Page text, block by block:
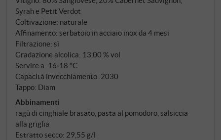
e ricchi di fossili, sette chilometri di costa, esposizione
a sud-ovest. Vendemmia a metà-fine settembre,
fermentazione in vasche di cemento a temperatura
controllata con 15 giorni di macerazione, con
rimontaggi due volte al giorno. Senza legno.
Imbottigliato per tre mesi. Finito.
Syrah e Petit Verdot
Coltivazione: naturale
Affinamento: serbatoio in acciaio inox da 4 mesi
Filtrazione: sì
Gradazione alcolica: 13,00 % vol
Servire a: 16‑18 °C
Capacità invecchiamento: 2030
Tappo: Diam
Abbinamenti
ragù di cinghiale brasato, pasta al pomodoro, salsiccia
alla griglia
Estratto secco: 29,55 g/l